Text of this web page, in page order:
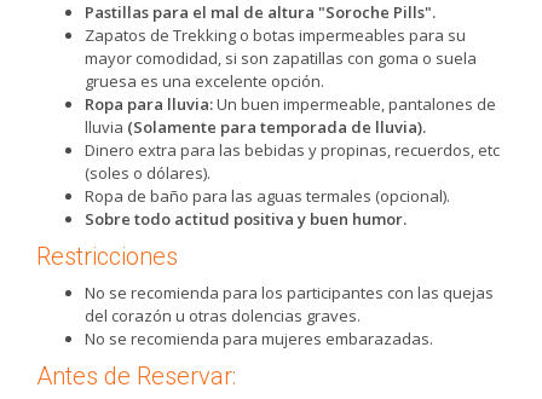
Pastillas para el mal de altura "Soroche Pills".
Zapatos de Trekking o botas impermeables para su
mayor comodidad, si son zapatillas con goma o suela
gruesa es una excelente opción.
Ropa para lluvia:Un buen impermeable, pantalones de
lluvia (Solamente para temporada de lluvia).
Dinero extra para las bebidas y propinas, recuerdos, etc
(soles o dólares).
Ropa de baño para las aguas termales (opcional).
Sobre todo actitud positiva y buen humor.
Restricciones
No se recomienda para los participantes con las quejas
del corazón u otras dolencias graves.
No se recomienda para mujeres embarazadas.
Antes de Reservar: